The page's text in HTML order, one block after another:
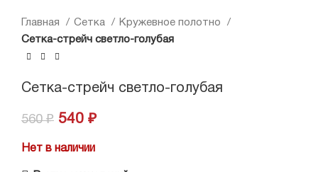
Главная Сетка
Кружевное полотно
Сетка-стрейч светло-голубая
Сетка-стрейч светло-голубая
560₽ 540 ₽
Нет в наличии